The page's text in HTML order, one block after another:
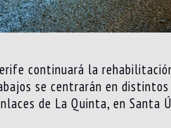
continuará la
se centrarán en
de La Quinta, en Santa